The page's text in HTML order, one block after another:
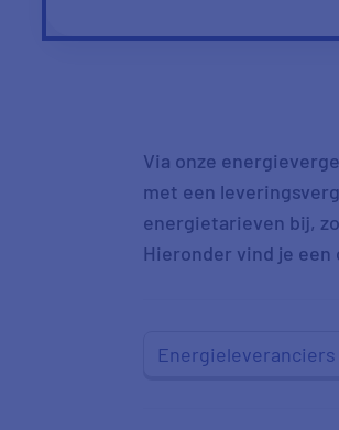
Via onze
met een
energietarieven bij,
Hieronder vind je